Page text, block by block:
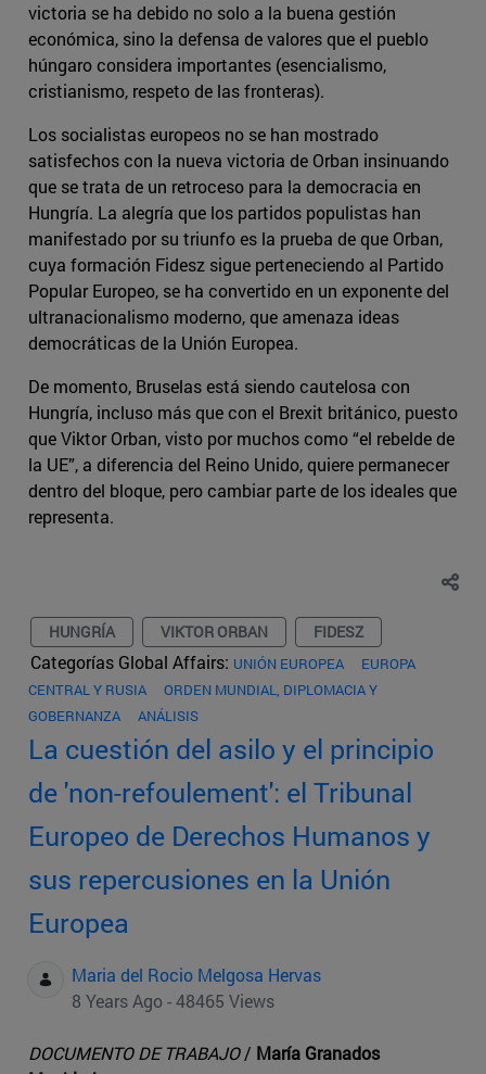
victoria se ha debido no solo a la buena gestión
económica, sino la defensa de valores que el pueblo
húngaro considera importantes (esencialismo,
cristianismo, respeto de las fronteras).
Los socialistas europeos no se han mostrado
satisfechos con la nueva victoria de Orban insinuando
que se trata de un retroceso para la democracia en
Hungría. La alegría que los partidos populistas han
manifestado por su triunfo es la prueba de que Orban,
cuya formación Fidesz sigue perteneciendo al Partido
Popular Europeo, se ha convertido en un exponente del
ultranacionalismo moderno, que amenaza ideas
democráticas de la Unión Europea.
De momento, Bruselas está siendo cautelosa con
Hungría, incluso más que con el Brexit británico, puesto
que Viktor Orban, visto por muchos como “el rebelde de
la UE”, a diferencia del Reino Unido, quiere permanecer
dentro del bloque, pero cambiar parte de los ideales que
representa.
HUNGRÍA VIKTOR ORBAN FIDESZ
Categorías Global Affairs: UNIÓN EUROPEA
EUROPA
CENTRAL Y RUSIA
ORDEN MUNDIAL, DIPLOMACIA Y
GOBERNANZA
ANÁLISIS
La cuestión del asilo y el principio
de 'non-refoulement': el Tribunal
Europeo de Derechos Humanos y
sus repercusiones en la Unión
Europea
Maria del Rocio Melgosa Hervas
8 Years Ago - 48465 Views
DOCUMENTO DE TRABAJO/ María Granados